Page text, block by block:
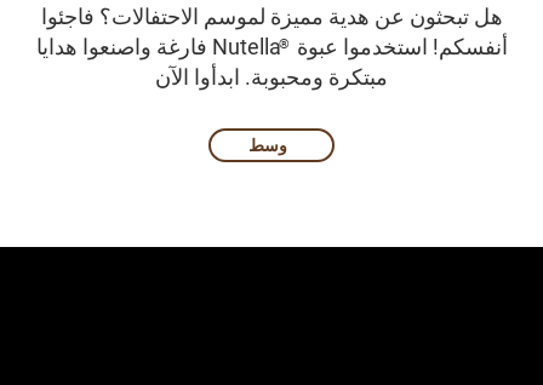
هل تبحثون عن هدية مميزة لموسم الاحتفالات؟ فاجئوا
أنفسكم! استخدموا عبوة
®
Nutella فارغة واصنعوا هدايا
مبتكرة ومحبوبة. ابدأوا الآن
وسط​